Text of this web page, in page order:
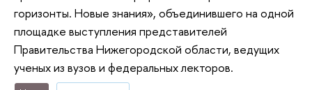
горизонты. Новые знания», объединившего на одной
площадке выступления представителей
Правительства Нижегородской области, ведущих
ученых из вузов и федеральных лекторов.